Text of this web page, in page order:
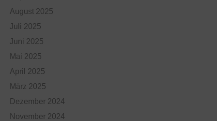
August 2025
Juli 2025
Juni 2025
Mai 2025
April 2025
März 2025
Dezember 2024
November 2024